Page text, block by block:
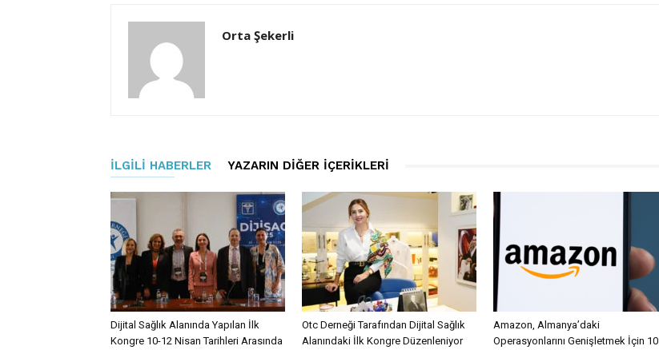
Orta Şekerli
İLGILI HABERLER YAZARIN DIĞER İÇERIKLERI
Dijital Sağlık Alanında Yapılan İlk
Kongre 10-12 Nisan Tarihleri Arasında
Otc Derneği Tarafından Dijital Sağlık
Alanındaki İlk Kongre Düzenleniyor
Amazon, Almanya’daki
Operasyonlarını Genişletmek İçin 10